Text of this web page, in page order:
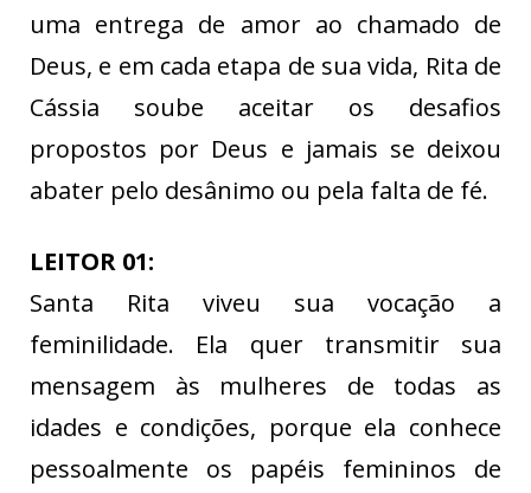
uma entrega de amor ao chamado de
Deus, e em cada etapa de sua vida, Rita de
Cássia soube aceitar os desafios
propostos por Deus e jamais se deixou
abater pelo desânimo ou pela falta de fé.
LEITOR 01:
Santa Rita viveu sua vocação a
feminilidade. Ela quer transmitir sua
mensagem às mulheres de todas as
idades e condições, porque ela conhece
pessoalmente os papéis femininos de